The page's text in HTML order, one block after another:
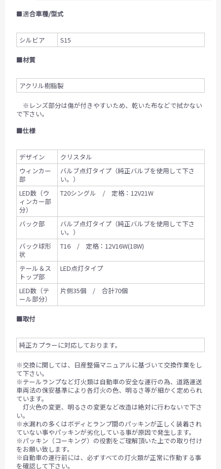
■適合車種/型式
シルビア S15
■材質
アクリル樹脂製
※レンズ部分は傷が付きやすいため、乾いた布などで拭かない
で下さい。
■仕様
デザイン
クリスタル
ウィンカー
部
バルブ点灯タイプ（純正バルブを使用して下さ
い。）
LED数（ウ
ィンカー部
分）
T20シングル / 定格：12V21W
バック部
バルブ点灯タイプ（純正バルブを使用して下さ
い。）
バック球形
状
T16 / 定格：12V16W(18W)
テール＆ス
トップ部
LED点灯タイプ
LED数（テ
ール部分）
片側35個 / 合計70個
■取付
純正カプラーに対応しております。
※交換に関しては、日産整備マニュアルに基づいて交換作業をし
て下さい。
※テールランプなど灯火類は自動車の安全な運行の為、道路運送
車両法の保安基準により各灯火の色、明るさ等が細かく定められ
ています。
灯火色の変更、明るさの変更など改造は絶対に行わないで下さ
い。
※水漏れの多くはボディとランプ間のパッキンが正しく装着され
ていない事やパッキンが劣化している事が原因で発生します。
※パッキン（コーキング）の役割をご理解頂いた上での取り付け
をお願い致します。
※自動車の運行前には、必ずすべての灯火類が正常に作動する事
を確認して下さい。